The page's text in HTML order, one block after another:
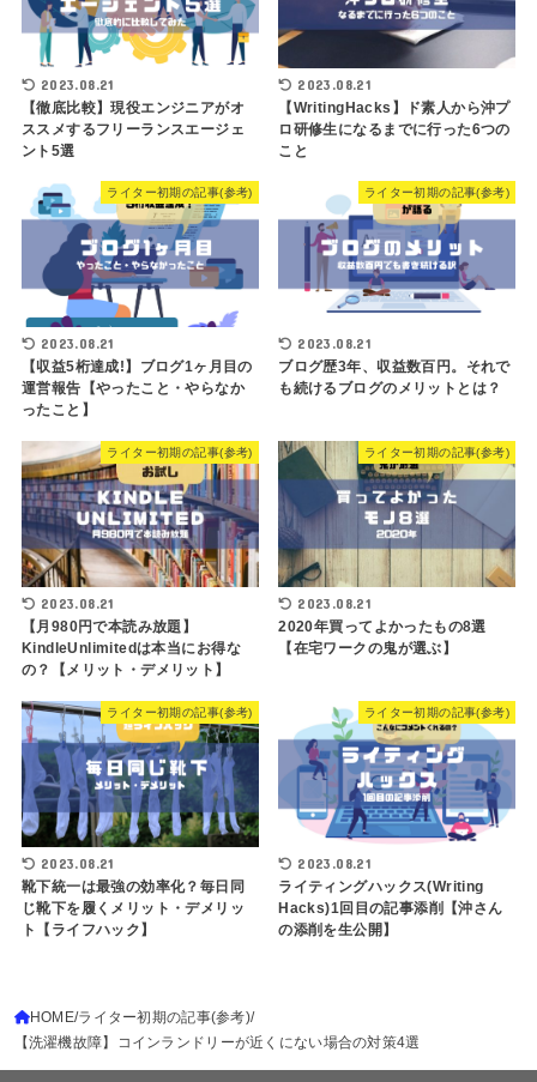
2023.08.21
【徹底比較】現役エンジニアがオ
ススメするフリーランスエージェ
ント5選
2023.08.21
【WritingHacks】ド素人から沖プ
ロ研修生になるまでに行った6つの
こと
ライター初期の記事(参考)
2023.08.21
【収益5桁達成!】ブログ1ヶ月目の
運営報告【やったこと・やらなか
ったこと】
ライター初期の記事(参考)
2023.08.21
ブログ歴3年、収益数百円。それで
も続けるブログのメリットとは？
ライター初期の記事(参考)
2023.08.21
【月980円で本読み放題】
KindleUnlimitedは本当にお得な
の？【メリット・デメリット】
ライター初期の記事(参考)
2023.08.21
2020年買ってよかったもの8選
【在宅ワークの鬼が選ぶ】
ライター初期の記事(参考)
2023.08.21
靴下統一は最強の効率化？毎日同
じ靴下を履くメリット・デメリッ
ト【ライフハック】
ライター初期の記事(参考)
2023.08.21
ライティングハックス(Writing
Hacks)1回目の記事添削【沖さん
の添削を生公開】
HOME ライター初期の記事(参考)
【洗濯機故障】コインランドリーが近くにない場合の対策4選